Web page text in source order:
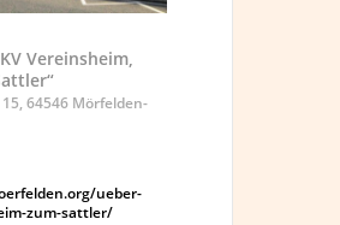
Vereinsheim,
64546 Mörfelden-
ueber-
zum-sattler/